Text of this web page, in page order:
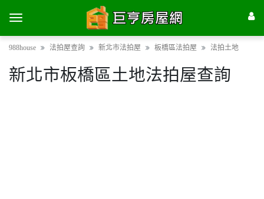
988house 法拍屋查詢 新北市法拍屋 板橋區法拍屋 法拍土地
新北市板橋區土地法拍屋查詢